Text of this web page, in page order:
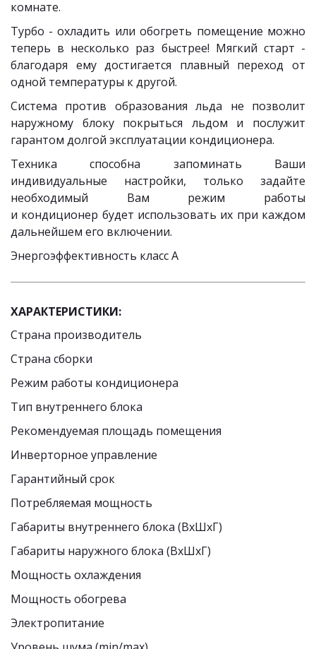
комнате.
Турбо - охладить или обогреть помещение можно
теперь в несколько раз быстрее! Мягкий старт -
благодаря ему достигается плавный переход от
одной температуры к другой.
Система против образования льда не позволит
наружному блоку покрыться льдом и послужит
гарантом долгой эксплуатации кондиционера.
Техника способна запоминать Ваши
индивидуальные настройки, только задайте
необходимый Вам режим работы
и кондиционер будет использовать их при каждом
дальнейшем его включении.
Энергоэффективность класс А
ХАРАКТЕРИСТИКИ:
Страна производитель
Страна сборки
Режим работы кондиционера
Тип внутреннего блока
Рекомендуемая площадь помещения
Инверторное управление
Гарантийный срок
Потребляемая мощность
Габариты внутреннего блока (ВxШxГ)
Габариты наружного блока (ВxШxГ)
Мощность охлаждения
Мощность обогрева
Электропитание